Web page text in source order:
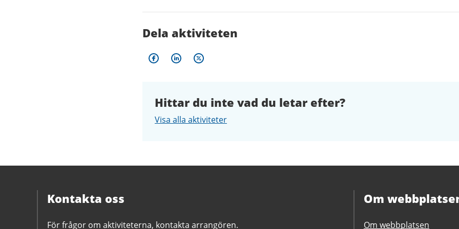
Dela aktiviteten
Hittar du inte vad du letar efter?
Visa alla aktiviteter
Kontakta oss
För frågor om aktiviteterna, kontakta arrangören.
Om
Om webbplatsen